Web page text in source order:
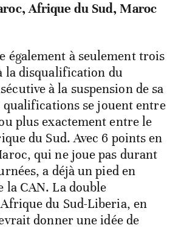
Afrique du Sud, Maroc
également à seulement trois
la disqualification du
à la suspension de sa
se jouent entre
plus exactement entre le
du Sud. Avec 6 points en
qui ne joue pas durant
a déjà un pied en
la CAN. La double
du Sud-Liberia, en
donner une idée de